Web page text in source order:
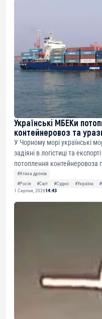
Українські МБЕКи
контейнеровоз та
У Чорному морі українські
задіяні в логістиці та
потоплення контейнеровоза
#Атака дронів
#Росія
#Світ #Судно #Україна
1 Серпня, 202614:43